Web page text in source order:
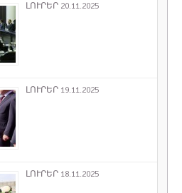
ԼՈՒՐԵՐ 20.11.2025
ԼՈՒՐԵՐ 19.11.2025
ԼՈՒՐԵՐ 18.11.2025